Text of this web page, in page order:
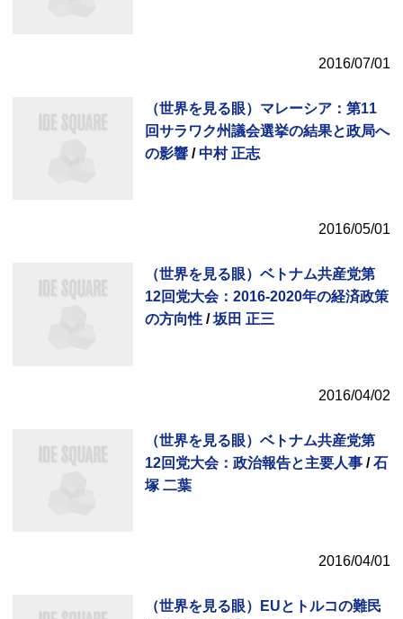
2016/07/01
（世界を見る眼）マレーシア：第11
回サラワク州議会選挙の結果と政局へ
の影響/中村 正志
2016/05/01
（世界を見る眼）ベトナム共産党第
12回党大会：2016‐2020年の経済政策
の方向性/坂田 正三
2016/04/02
（世界を見る眼）ベトナム共産党第
12回党大会：政治報告と主要人事/石
塚 二葉
2016/04/01
（世界を見る眼）EUとトルコの難民